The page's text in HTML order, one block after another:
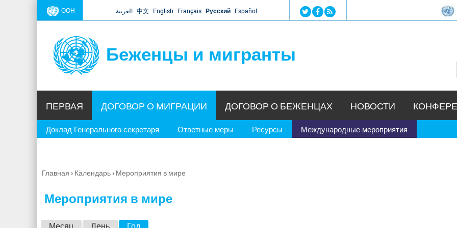
Jump to navigation
ООН العربية 中文 English Français Русский Español
Беженцы и мигранты
ПЕРВАЯ ДОГОВОР О МИГРАЦИИ
Доклад Генерального секретаря Ответные меры Ресурсы Международные мероприятия
ДОГОВОР О БЕЖЕНЦАХ НОВОСТИ
Вы
Главная › Календарь› Мероприятия в мире
Мероприятия в мире